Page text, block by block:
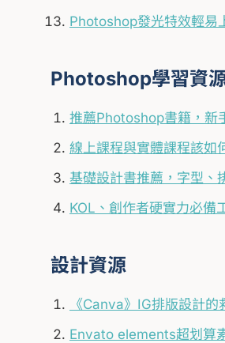
Photoshop發光特效輕易
Photoshop學習資
推薦Photoshop書籍，新
線上課程與實體課程該如
基礎設計書推薦，字型、
KOL、創作者硬實力必備
設計資源
《Canva》IG排版設計
Envato elements超划算